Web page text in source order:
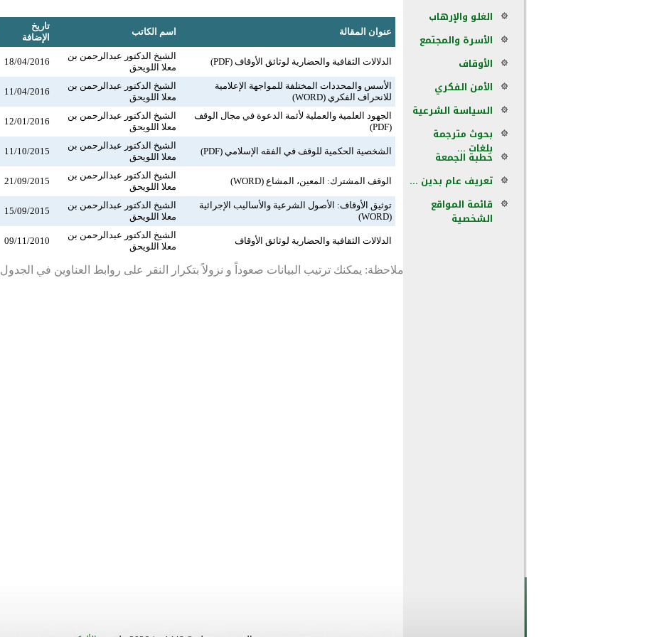
عنوان المقالة اسم الكاتب
تاريخ
الإضافة
الدلالات الثقافية والحضارية لوثائق الأوقاف (PDF)
الشيخ الدكتور عبدالرحمن بن
معلا اللويحق
18/04/2016
الأسس والمحددات المختلفة للمواجهة الإعلامية
للانحراف الفكري (WORD)
الشيخ الدكتور عبدالرحمن بن
معلا اللويحق
11/04/2016
الجهود العلمية والعملية لأئمة الدعوة في مجال الوقف
(PDF)
الشيخ الدكتور عبدالرحمن بن
معلا اللويحق
12/01/2016
الشخصية الحكمية للوقف في الفقه الإسلامي (PDF)
الشيخ الدكتور عبدالرحمن بن
معلا اللويحق
11/10/2015
الوقف المشترك: المعين، المشاع (WORD)
الشيخ الدكتور عبدالرحمن بن
معلا اللويحق
21/09/2015
توثيق الأوقاف: الأصول الشرعية والأساليب الإجرائية
(WORD)
الشيخ الدكتور عبدالرحمن بن
معلا اللويحق
15/09/2015
الدلالات الثقافية والحضارية لوثائق الأوقاف
الشيخ الدكتور عبدالرحمن بن
معلا اللويحق
09/11/2010
ملاحظة: يمكنك ترتيب البيانات صعوداً و نزولاً بتكرار النقر على روابط العناوين في الجدول
الغلو والإرهاب
الأسرة والمجتمع
الأوقاف
الأمن الفكري
السياسة الشرعية
بحوث مترجمة
بلغات ...
خطبة الجمعة
تعريف عام بدين ...
قائمة المواقع
الشخصية